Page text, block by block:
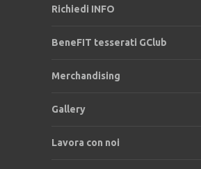
Richiedi INFO
BeneFIT tesserati GClub
Merchandising
Gallery
Lavora con noi